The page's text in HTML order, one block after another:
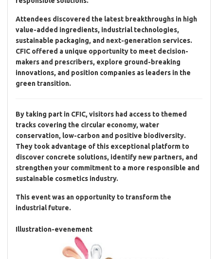
Attendees discovered the latest breakthroughs in high
value-added ingredients, industrial technologies,
sustainable packaging, and next-generation services.
CFIC offered a unique opportunity to meet decision-
makers and prescribers, explore ground-breaking
innovations, and position companies as leaders in the
green transition.
By taking part in CFIC, visitors had access to themed
tracks covering the circular economy, water
conservation, low-carbon and positive biodiversity.
They took advantage of this exceptional platform to
discover concrete solutions, identify new partners, and
strengthen your commitment to a more responsible and
sustainable cosmetics industry.
This event was an opportunity to transform the
industrial future.
Illustration-evenement